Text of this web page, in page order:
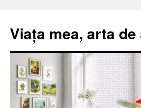
Viața mea, arta